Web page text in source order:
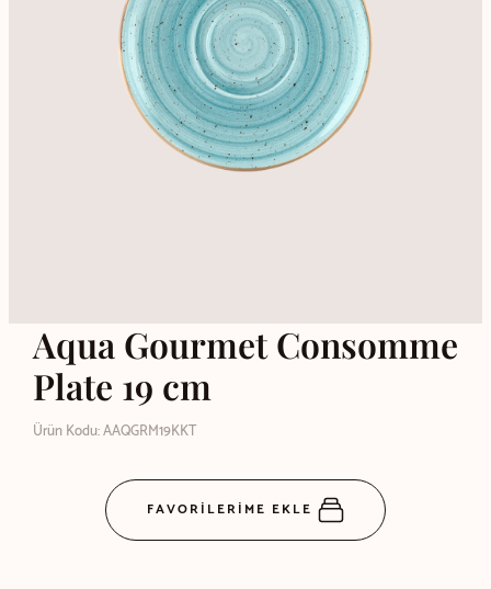
Aqua Gourmet Consomme
Plate 19 cm
Ürün Kodu: AAQGRM19KKT
FAVORİLERİME EKLE